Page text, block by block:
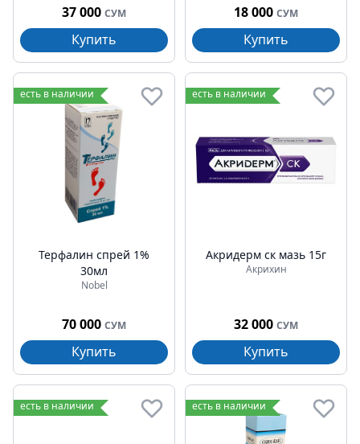
37 000 СУМ
Купить
18 000 СУМ
Купить
есть в наличии
Терфалин спрей 1%
30мл
Nobel
70 000 СУМ
Купить
есть в наличии
Акридерм ск мазь 15г
Акрихин
32 000 СУМ
Купить
есть в наличии есть в наличии